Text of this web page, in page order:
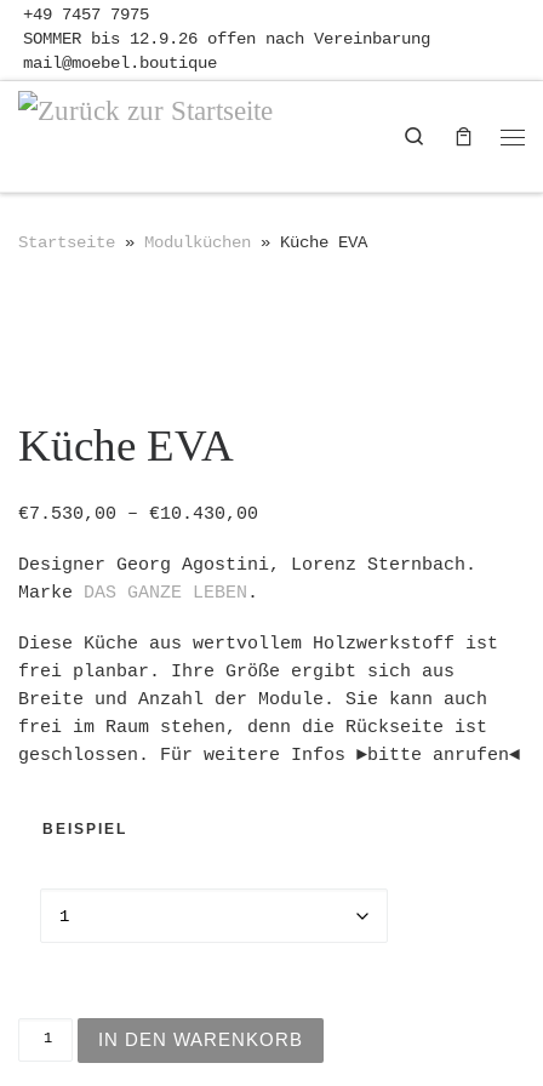
Zum Inhalt springen
+49 7457 7975
SOMMER bis 12.9.26 offen nach Vereinbarung
mail@moebel.boutique
Search
Startseite » Modulküchen » Küche EVA
Küche EVA
€7.530,00 – €10.430,00
Designer Georg Agostini, Lorenz Sternbach.
Marke DAS GANZE LEBEN .
Diese Küche aus wertvollem Holzwerkstoff ist
frei planbar. Ihre Größe ergibt sich aus
Breite und Anzahl der Module. Sie kann auch
frei im Raum stehen, denn die Rückseite ist
geschlossen. Für weitere Infos ►bitte anrufen◄
BEISPIEL
IN DEN WARENKORB